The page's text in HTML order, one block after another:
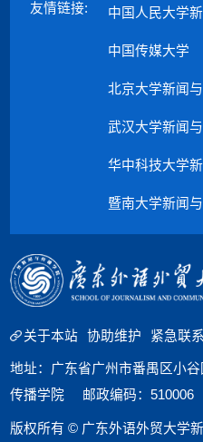
友情链接: 中国人民大学
中国传媒大学
北京大学新闻
武汉大学新闻
华中科技大学
暨南大学新闻
关于本站 协助维护 紧急联
地址：广东省广州市番禺区小
传播学院 邮政编码：510006
版权所有 © 广东外语外贸大学